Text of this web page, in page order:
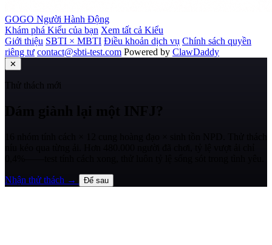
GOGO Người Hành Động
Khám phá Kiểu của bạn Xem tất cả Kiểu
Giới thiệu SBTI × MBTI Điều khoản dịch vụ Chính sách quyền
riêng tư contact@sbti-test.com Powered by ClawDaddy
✕
Thử thách mới
Nhận thử thách → Để sau